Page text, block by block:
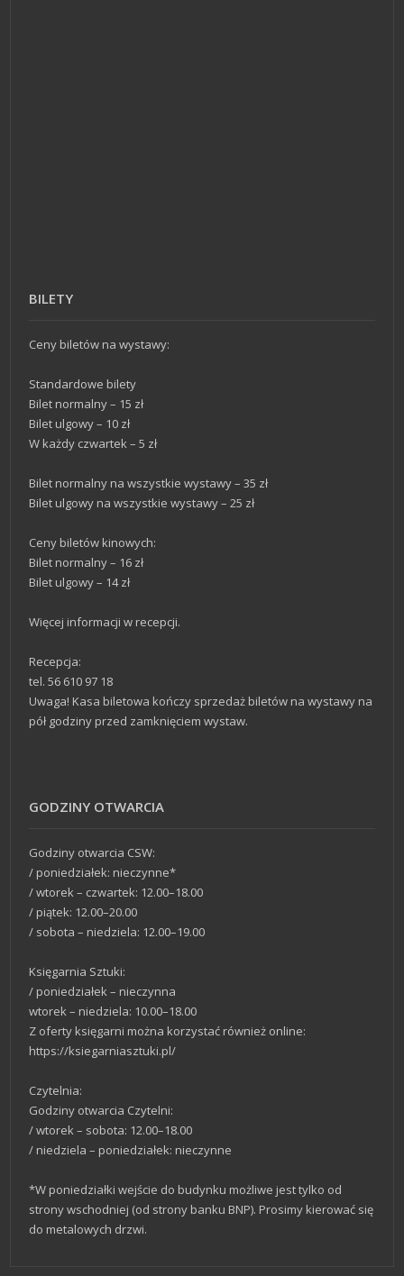
BILETY
Ceny biletów na wystawy:
Standardowe bilety
Bilet normalny – 15 zł
Bilet ulgowy – 10 zł
W każdy czwartek – 5 zł
Bilet normalny na wszystkie wystawy – 35 zł
Bilet ulgowy na wszystkie wystawy – 25 zł
Ceny biletów kinowych:
Bilet normalny – 16 zł
Bilet ulgowy – 14 zł
Więcej informacji w recepcji.
Recepcja:
tel. 56 610 97 18
Uwaga! Kasa biletowa kończy sprzedaż biletów na wystawy na
pół godziny przed zamknięciem wystaw.
GODZINY OTWARCIA
Godziny otwarcia CSW:
/ poniedziałek: nieczynne*
/ wtorek – czwartek: 12.00–18.00
/ piątek: 12.00–20.00
/ sobota – niedziela: 12.00–19.00
Księgarnia Sztuki:
/ poniedziałek – nieczynna
wtorek – niedziela: 10.00–18.00
Z oferty księgarni można korzystać również online:
https://ksiegarniasztuki.pl/
Czytelnia:
Godziny otwarcia Czytelni:
/ wtorek – sobota: 12.00–18.00
/ niedziela – poniedziałek: nieczynne
*W poniedziałki wejście do budynku możliwe jest tylko od
strony wschodniej (od strony banku BNP). Prosimy kierować się
do metalowych drzwi.